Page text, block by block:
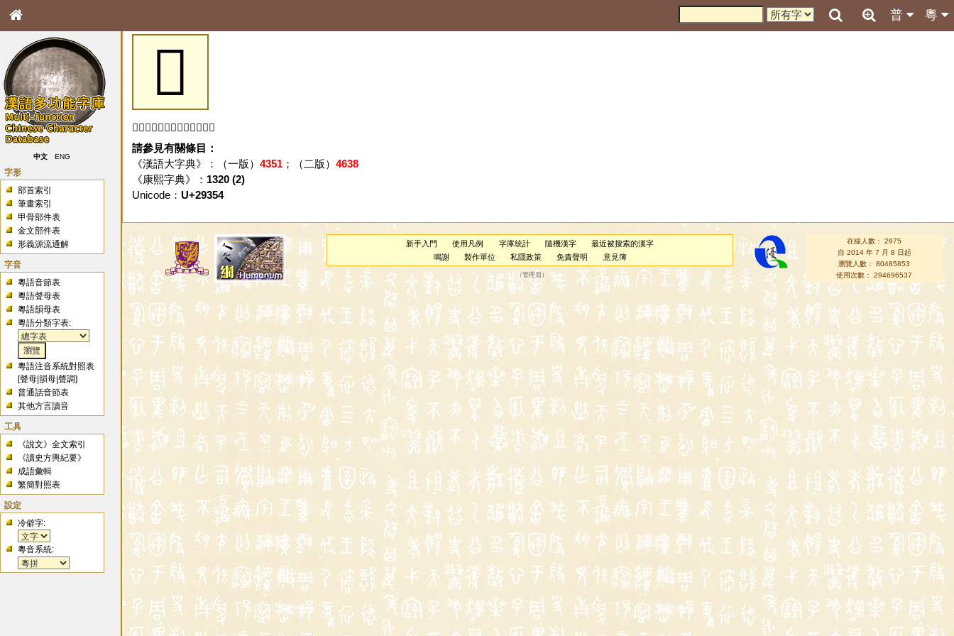
粵
普
中文 ENG
字形
部首索引
筆畫索引
甲骨部件表
金文部件表
形義源流通解
字音
粵語音節表
粵語聲母表
粵語韻母表
粵語分類字表:
粵語注音系統對照表
[聲母 |韻母 |聲調]
普通話音節表
其他方言讀音
工具
《說文》全文索引
《讀史方輿紀要》
成語彙輯
繁簡對照表
設定
冷僻字:
粵音系統:
𩍔
「𩍔」字未收錄於本資料庫。
請參見有關條目：
《漢語大字典》：（一版） 4351；（二版） 4638
《康熙字典》： 1320 (2)
Unicode： U+29354
新手入門 使用凡例 字庫統計 隨機漢字
最近被搜索的漢字
鳴謝
製作單位 私隱政策 免責聲明 意見簿
（管理員 ）
在線人數： 2975
自 2014 年 7 月 8 日起
瀏覽人數： 80485853
使用次數： 294696537